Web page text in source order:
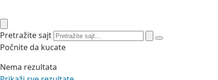
Pretražite sajt
Počnite da kucate
Nema rezultata